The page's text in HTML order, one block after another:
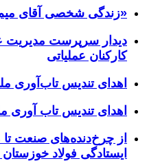
«زندگی شخصی آقای
دیدار سرپرست مدیریت
کارکنان عملیاتی
اهدای تندیس تاب‌آوری
اهدای تندیس تاب آوری
ایستادگی فولاد